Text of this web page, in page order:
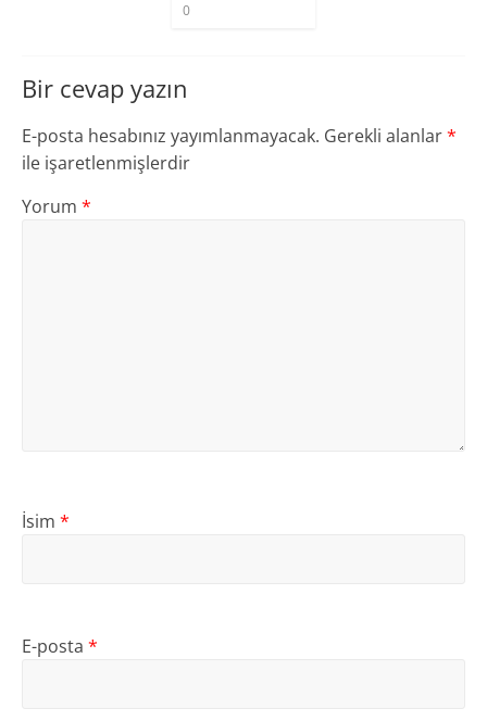
0
Bir cevap yazın
E-posta hesabınız yayımlanmayacak. Gerekli alanlar*
ile işaretlenmişlerdir
Yorum *
İsim *
E-posta *